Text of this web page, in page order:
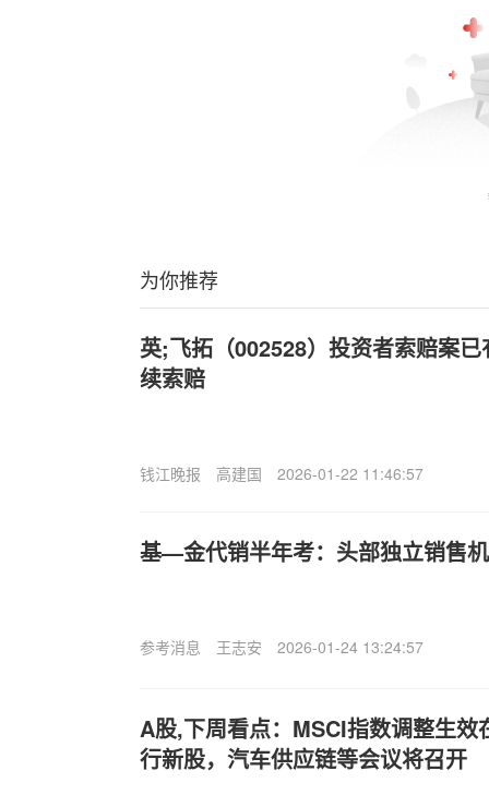
为你推荐
英;飞拓（002528）投资者索赔案
续索赔
钱江晚报 高建国 2026-01-22 11:46:57
基—金代销半年考：头部独立销售
参考消息 王志安 2026-01-24 13:24:57
A股,下周看点：MSCI指数调整生效
行新股，汽车供应链等会议将召开